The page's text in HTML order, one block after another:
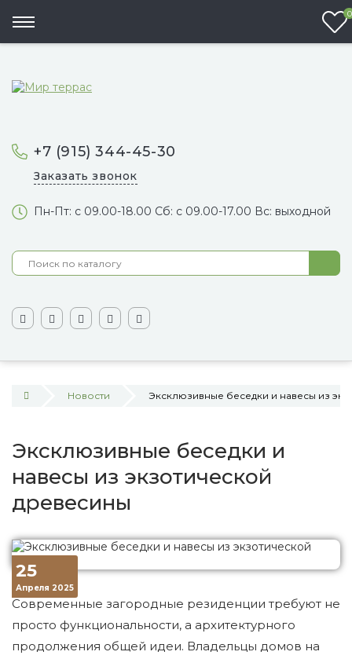
+7 (915) 344-45-30
Заказать звонок
Пн-Пт: с 09.00-18.00 Сб: с 09.00-17.00 Вс: выходной
0
Новости Эксклюзивные беседки и навесы из
Эксклюзивные беседки и
навесы из экзотической
древесины
25
Апреля 2025
Современные загородные резиденции требуют не
просто функциональности, а архитектурного
продолжения общей идеи. Владельцы домов на